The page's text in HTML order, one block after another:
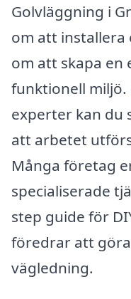
Golvläggning i
om att installera
om att skapa en
funktionell miljö.
experter kan du
att arbetet
Många företag
specialiserade
step guide för
föredrar att
vägledning.